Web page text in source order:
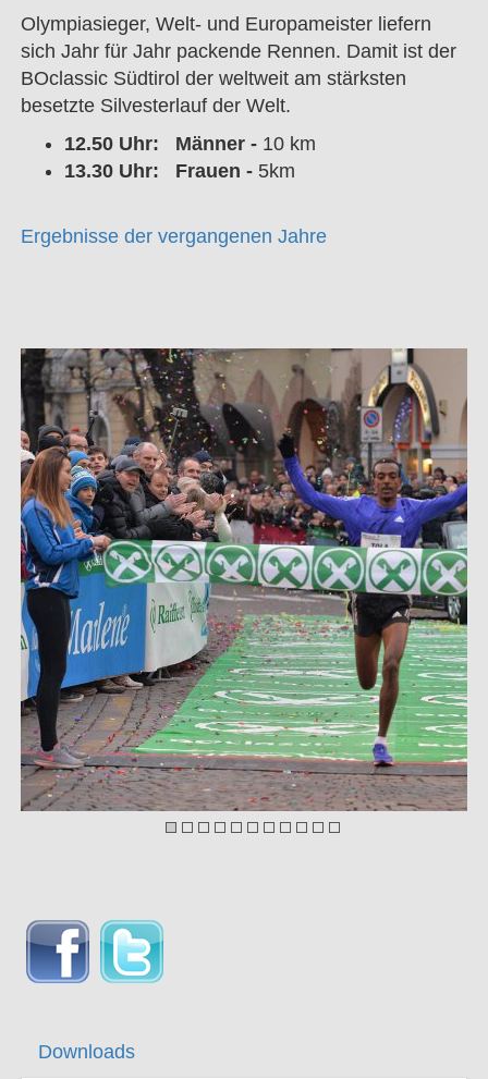
Olympiasieger, Welt- und Europameister liefern
sich Jahr für Jahr packende Rennen. Damit ist der
BOclassic Südtirol der weltweit am stärksten
besetzte Silvesterlauf der Welt.
12.50 Uhr: Männer - 10 km
13.30 Uhr: Frauen - 5km
Ergebnisse der vergangenen Jahre
Downloads